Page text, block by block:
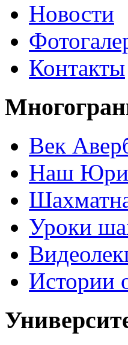
Новости
Контакты
Век
Наш
Уроки
Истории